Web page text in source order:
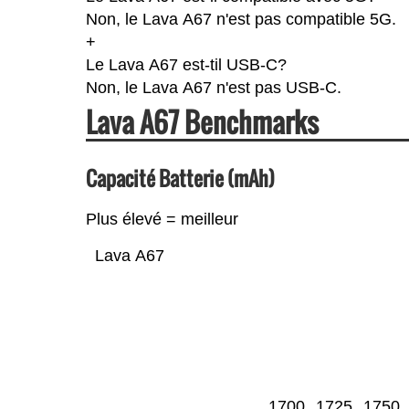
Non, le Lava A67 n'est pas compatible 5G.
+
Le Lava A67 est-til USB-C?
Non, le Lava A67 n'est pas USB-C.
Lava A67 Benchmarks
Capacité Batterie (mAh)
Plus élevé = meilleur
Lava A67